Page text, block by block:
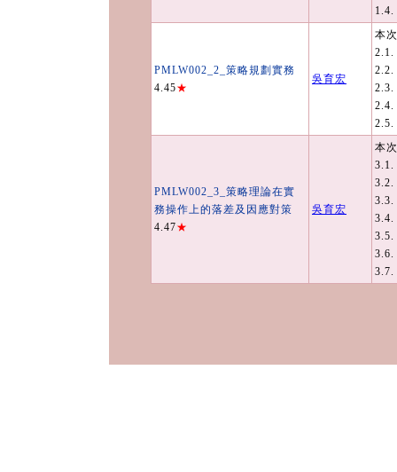
PMLW002_2_策略規劃實務
4.45★
吳育宏
本
2.1.
2.2.
2.3.
2.4.
2.5.
PMLW002_3_策略理論在實
務操作上的落差及因應對策
4.47★
吳育宏
本
3.1.
3.2.
3.3.
3.4.
3.5.
3.6.
3.7.